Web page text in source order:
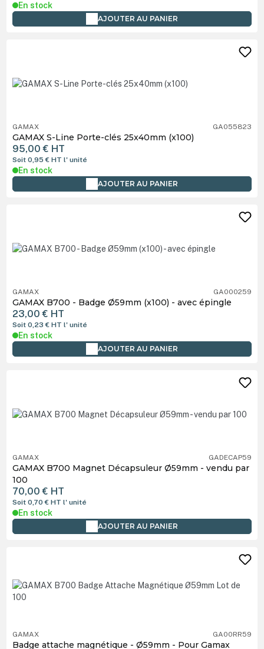
En stock
AJOUTER AU PANIER
GAMAX GA055823
GAMAX S-Line Porte-clés 25x40mm (x100)
95,00 € HT
Soit 0,95 €HTl' unité
En stock
AJOUTER AU PANIER
GAMAX GA000259
GAMAX B700 - Badge Ø59mm (x100) - avec épingle
23,00 € HT
Soit 0,23 €HTl' unité
En stock
AJOUTER AU PANIER
GAMAX GADECAP59
GAMAX B700 Magnet Décapsuleur Ø59mm - vendu par
100
70,00 € HT
Soit 0,70 €HTl' unité
En stock
AJOUTER AU PANIER
GAMAX GA00RR59
Badge attache magnétique - Ø59mm - Pour Gamax